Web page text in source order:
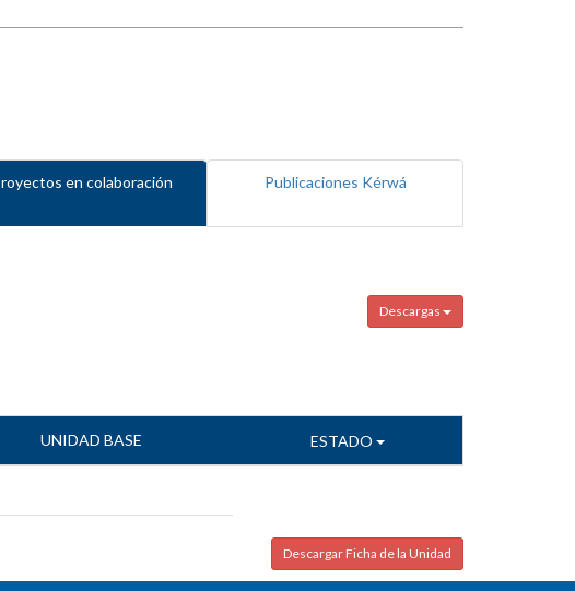
en colaboración Publicaciones Kérwá
Descargas
UNIDAD BASE ESTADO
Descargar Ficha de la Unidad